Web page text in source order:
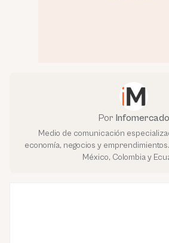
Por Infomercado
Medio de comunicación
economía, negocios y
México, Colombia y